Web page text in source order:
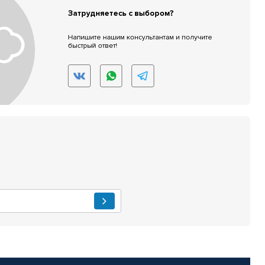
Затрудняетесь с выбором?
Напишите нашим консультантам и получите
быстрый ответ!